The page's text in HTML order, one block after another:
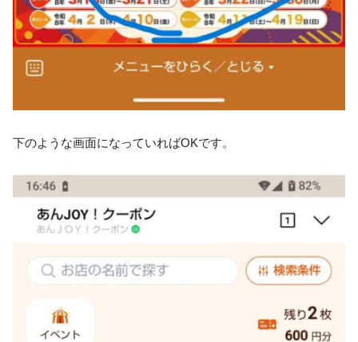
下のような画面になっていればOKです。